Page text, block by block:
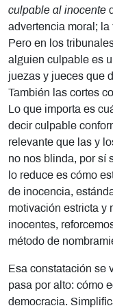
culpable al inocente
advertencia moral;
Pero en los
alguien culpable es
juezas y jueces que
También las cortes
Lo que importa es
decir culpable
relevante que las y
no nos blinda, por sí
lo reduce es cómo
de inocencia,
motivación estricta y
inocentes,
método de
Esa constatación se
pasa por alto: cómo
democracia.